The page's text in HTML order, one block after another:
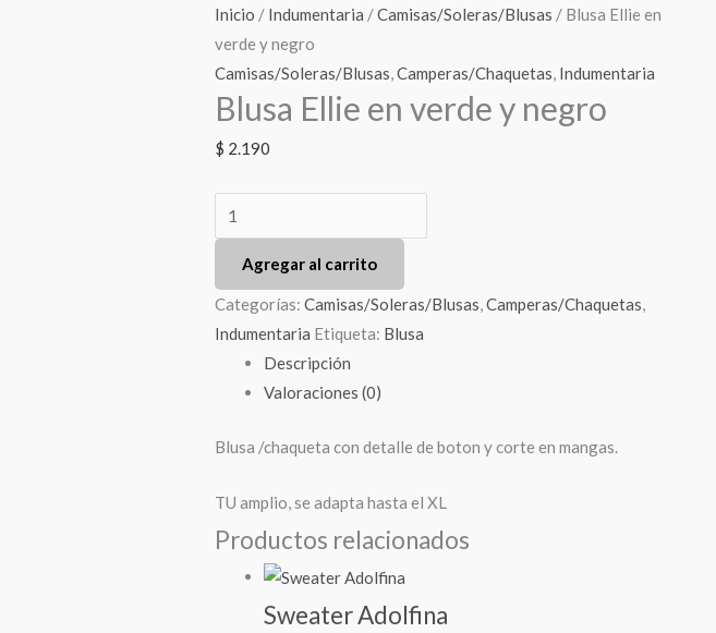
Inicio / Indumentaria /Camisas/Soleras/Blusas / Blusa Ellie en
verde y negro
Camisas/Soleras/Blusas,Camperas/Chaquetas, Indumentaria
Blusa Ellie en verde y negro
$ 2.190
cantidad
Agregar al carrito
Categorías: Camisas/Soleras/Blusas,Camperas/Chaquetas,
Indumentaria Etiqueta: Blusa
Descripción
Valoraciones (0)
Blusa /chaqueta con detalle de boton y corte en mangas.
TU amplio, se adapta hasta el XL
Productos relacionados
Sweater Adolfina